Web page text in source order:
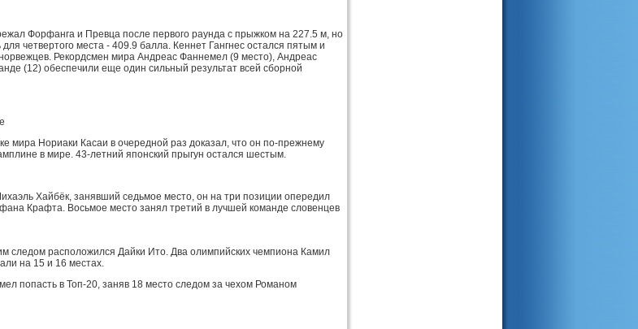
Форфанга и Превца после первого раунда с прыжком на 227.5 м, но
четвертого места - 409.9 балла. Кеннет Гангнес остался пятым и
Рекордсмен мира Андреас Фаннемел (9 место), Андреас
(12) обеспечили еще один сильный результат всей сборной
мира Нориаки Касаи в очередной раз доказал, что он по-прежнему
в мире. 43-летний японский прыгун остался шестым.
Хайбёк, занявший седьмое место, он на три позиции опередил
Крафта. Восьмое место занял третий в лучшей команде словенцев
следом расположился Дайки Ито. Два олимпийских чемпиона Камил
на 15 и 16 местах.
попасть в Топ-20, заняв 18 место следом за чехом Романом